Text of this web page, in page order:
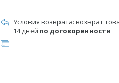
возврат
14 дней по договоренности